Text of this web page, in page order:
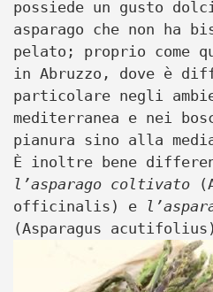
possiede un gusto
asparago che non ha
pelato; proprio come
in Abruzzo, dove è
particolare negli
mediterranea e nei
pianura sino alla
È inoltre bene
l’asparago coltivato
officinalis) e
(Asparagus